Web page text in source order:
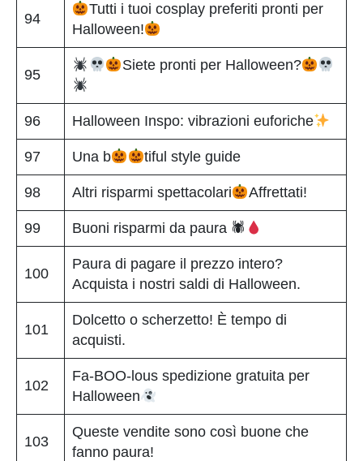
94
Tutti i tuoi cosplay preferiti pronti per
Halloween!
95
Siete pronti per Halloween?
96 Halloween Inspo: vibrazioni euforiche
97 Una b tiful style guide
98 Altri risparmi spettacolari Affrettati!
99 Buoni risparmi da paura 🕷
100
Paura di pagare il prezzo intero?
Acquista i nostri saldi di Halloween.
101
Dolcetto o scherzetto! È tempo di
acquisti.
102
Fa-BOO-lous spedizione gratuita per
Halloween
103
Queste vendite sono così buone che
fanno paura!